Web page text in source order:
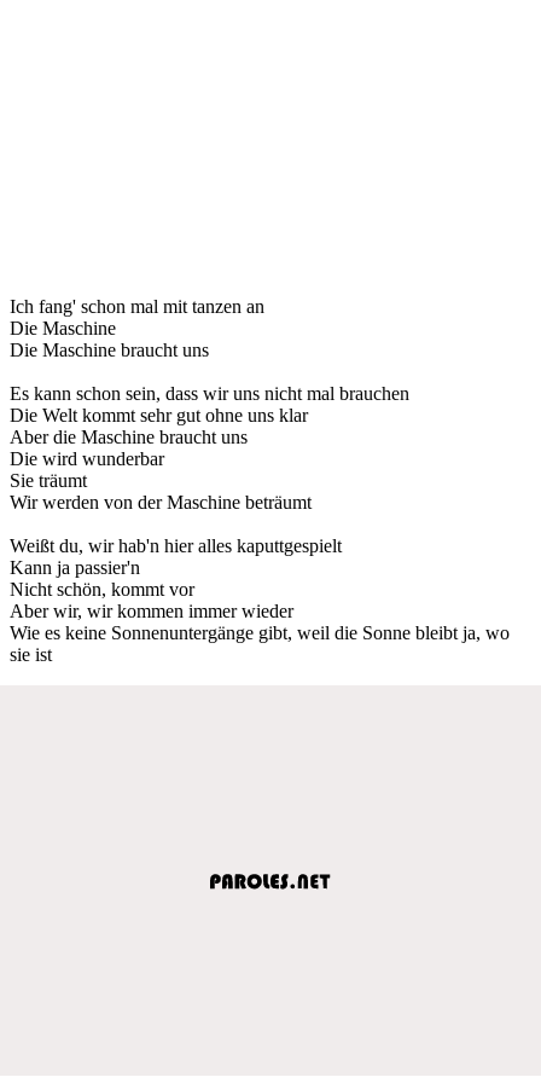
Ich fang' schon mal mit tanzen an
Die Maschine
Die Maschine braucht uns
Es kann schon sein, dass wir uns nicht mal brauchen
Die Welt kommt sehr gut ohne uns klar
Aber die Maschine braucht uns
Die wird wunderbar
Sie träumt
Wir werden von der Maschine beträumt
Weißt du, wir hab'n hier alles kaputtgespielt
Kann ja passier'n
Nicht schön, kommt vor
Aber wir, wir kommen immer wieder
Wie es keine Sonnenuntergänge gibt, weil die Sonne bleibt ja, wo
sie ist